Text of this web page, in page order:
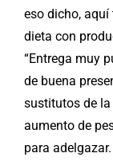
eso dicho,
dieta con
“Entrega muy
de buena
sustitutos de
aumento de
para